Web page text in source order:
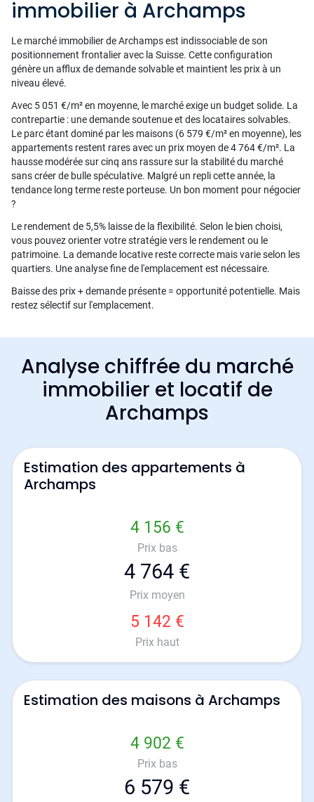
immobilier à Archamps
Le marché immobilier de Archamps est indissociable de son
positionnement frontalier avec la Suisse. Cette configuration
génère un afflux de demande solvable et maintient les prix à un
niveau élevé.
Avec 5 051 €/m² en moyenne, le marché exige un budget solide. La
contrepartie : une demande soutenue et des locataires solvables.
Le parc étant dominé par les maisons (6 579 €/m² en moyenne), les
appartements restent rares avec un prix moyen de 4 764 €/m². La
hausse modérée sur cinq ans rassure sur la stabilité du marché
sans créer de bulle spéculative. Malgré un repli cette année, la
tendance long terme reste porteuse. Un bon moment pour négocier
?
Le rendement de 5,5% laisse de la flexibilité. Selon le bien choisi,
vous pouvez orienter votre stratégie vers le rendement ou le
patrimoine. La demande locative reste correcte mais varie selon les
quartiers. Une analyse fine de l'emplacement est nécessaire.
Baisse des prix + demande présente = opportunité potentielle. Mais
restez sélectif sur l'emplacement.
Analyse chiffrée du marché
immobilier et locatif de
Archamps
Estimation des appartements à
Archamps
4 156 €
Prix bas
4 764 €
Prix moyen
5 142 €
Prix haut
Estimation des maisons à Archamps
4 902 €
Prix bas
6 579 €